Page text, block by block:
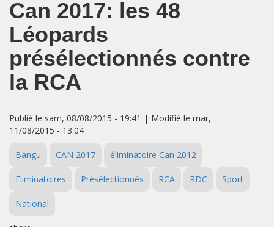
Can 2017: les 48
Léopards
présélectionnés contre
la RCA
Publié le sam, 08/08/2015 - 19:41 | Modifié le mar,
11/08/2015 - 13:04
Bangu CAN 2017 éliminatoire Can 2012
Eliminatoires Présélectionnés RCA RDC Sport
National